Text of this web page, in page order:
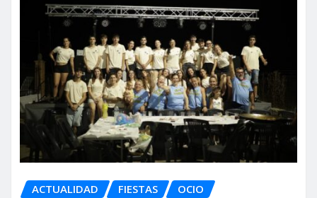
ACTUALIDAD FIESTAS OCIO